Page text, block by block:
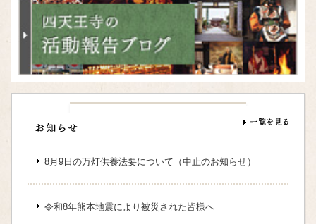
8月9日の万灯供養法要について（中止のお知らせ）
令和8年熊本地震により被災された皆様へ